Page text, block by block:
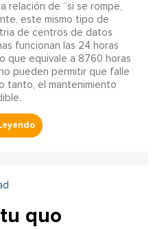
relación de “si se rompe,
este mismo tipo de
de centros de datos
funcionan las 24 horas
que equivale a 8760 horas
pueden permitir que falle
tanto, el mantenimiento
quo